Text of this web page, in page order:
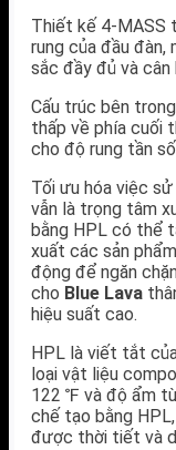
Thiết kế 4-MASS
rung của đầu đàn,
sắc đầy đủ và cân
Cấu trúc bên
thấp về phía cuối
cho độ rung tần
Tối ưu hóa việc
vẫn là trọng tâm
bằng HPL có thể
xuất các sản
động để ngăn
cho Blue Lava
hiệu suất cao.
HPL là viết tắt
loại vật liệu
122 ℉ và độ ẩm
chế tạo bằng
được thời tiết và